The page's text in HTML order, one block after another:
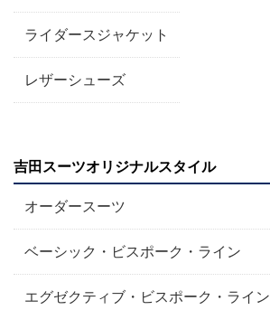
ライダースジャケット
レザーシューズ
吉田スーツオリジナルスタイル
オーダースーツ
ベーシック・ビスポーク・ライン
エグゼクティブ・ビスポーク・ライン